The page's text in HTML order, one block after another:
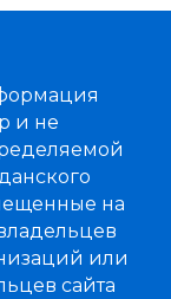
и не
на
или
сайта